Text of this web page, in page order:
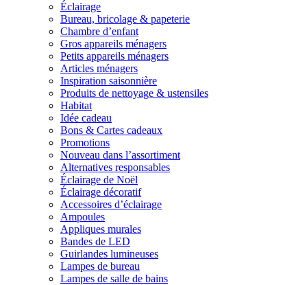
Éclairage
Bureau, bricolage & papeterie
Chambre d’enfant
Gros appareils ménagers
Petits appareils ménagers
Articles ménagers
Inspiration saisonnière
Produits de nettoyage & ustensiles
Habitat
Idée cadeau
Bons & Cartes cadeaux
Promotions
Nouveau dans l’assortiment
Alternatives responsables
Éclairage de Noël
Éclairage décoratif
Accessoires d’éclairage
Ampoules
Appliques murales
Bandes de LED
Guirlandes lumineuses
Lampes de bureau
Lampes de salle de bains